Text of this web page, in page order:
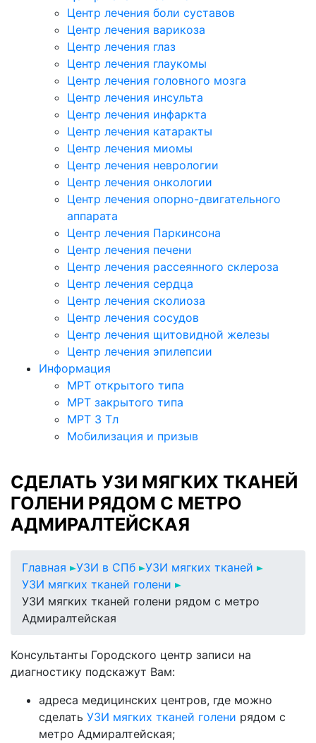
Центр лечения боли суставов
Центр лечения варикоза
Центр лечения глаз
Центр лечения глаукомы
Центр лечения головного мозга
Центр лечения инсульта
Центр лечения инфаркта
Центр лечения катаракты
Центр лечения миомы
Центр лечения неврологии
Центр лечения онкологии
Центр лечения опорно-двигательного
аппарата
Центр лечения Паркинсона
Центр лечения печени
Центр лечения рассеянного склероза
Центр лечения сердца
Центр лечения сколиоза
Центр лечения сосудов
Центр лечения щитовидной железы
Центр лечения эпилепсии
Информация
МРТ открытого типа
МРТ закрытого типа
МРТ 3 Тл
Мобилизация и призыв
СДЕЛАТЬ УЗИ МЯГКИХ ТКАНЕЙ
ГОЛЕНИ РЯДОМ С МЕТРО
АДМИРАЛТЕЙСКАЯ
Главная УЗИ в СПб
УЗИ мягких тканей
УЗИ мягких тканей голени
УЗИ мягких тканей голени рядом с метро
Адмиралтейская
Консультанты Городского центр записи на
диагностику подскажут Вам:
адреса медицинских центров, где можно
сделать УЗИ мягких тканей голени рядом с
метро Адмиралтейская;